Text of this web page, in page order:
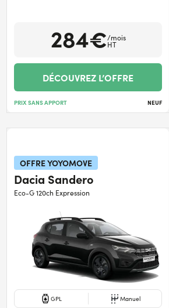
284€/mois
HT
DÉCOUVREZ L’OFFRE
PRIX SANS APPORT NEUF
OFFRE YOYOMOVE
Dacia Sandero
Eco-G 120ch Expression
GPL Manuel